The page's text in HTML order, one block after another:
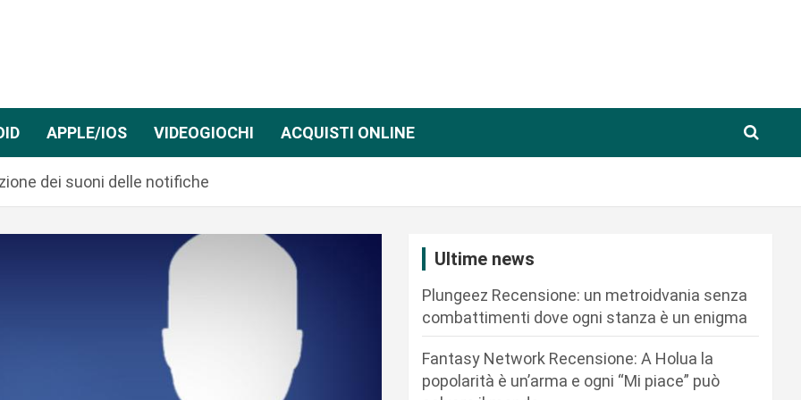
APPLE/IOS VIDEOGIOCHI ACQUISTI ONLINE
dei suoni delle notifiche
Ultime news
Plungeez Recensione: un metroidvania senza
combattimenti dove ogni stanza è un enigma
Fantasy Network Recensione: A Holua la
popolarità è un’arma e ogni “Mi piace” può